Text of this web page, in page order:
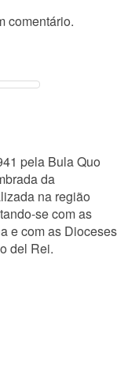
comentário.
pela Bula Quo
da
na região
se com as
e com as Dioceses
del Rei.